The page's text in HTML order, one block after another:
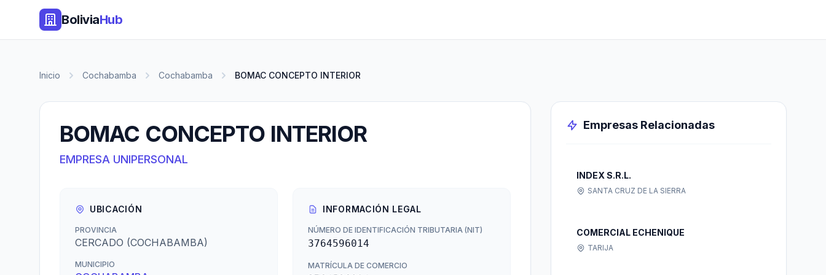
BoliviaHub
Inicio Cochabamba Cochabamba BOMAC CONCEPTO INTERIOR
BOMAC CONCEPTO INTERIOR
EMPRESA UNIPERSONAL
UBICACIÓN
PROVINCIA
CERCADO (COCHABAMBA)
MUNICIPIO
INFORMACIÓN LEGAL
NÚMERO DE IDENTIFICACIÓN TRIBUTARIA (NIT)
3764596014
MATRÍCULA DE COMERCIO
Empresas Relacionadas
INDEX S.R.L.
SANTA CRUZ DE LA SIERRA
COMERCIAL ECHENIQUE
TARIJA